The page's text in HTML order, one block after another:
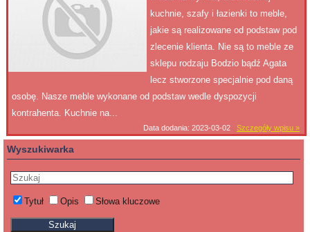
kuchnie, szafy i łazienki to meble,
jakie są realizowane od podstaw pod
zlecenie klienta. Nie są to meble ze
sklepu rodzaju Bodzio bądź Agata
lecz stworzone specjalnie pod daną
osobę. Nasze meble wykonane od podstaw wedle dyspozycji
kontrahenta. Kuchnie na...
Data dodania: 2023-03-02 Szczegóły wpisu »
Wyszukiwarka
Tytuł Opis Słowa kluczowe